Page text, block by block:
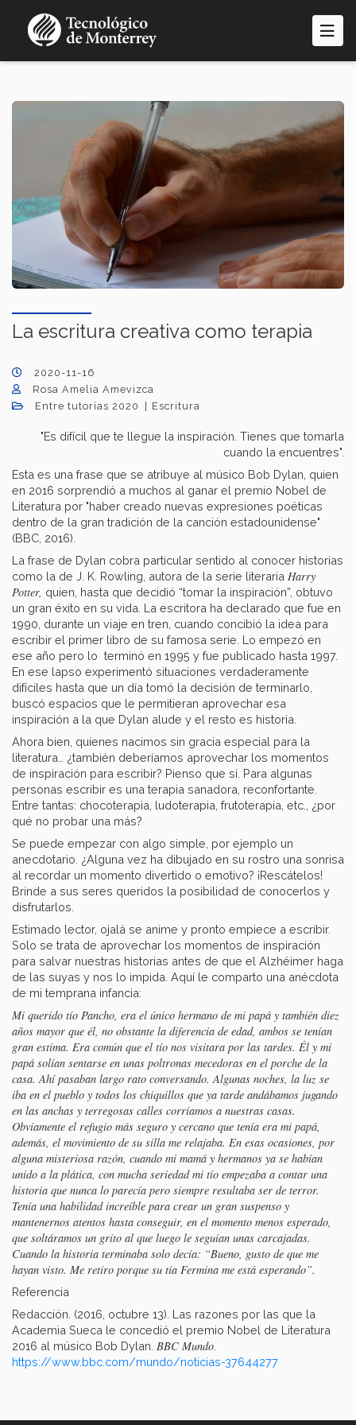
contenido
La escritura creativa como terapia
2020-11-16
Rosa Amelia Amevizca
Entre tutorías 2020
Escritura
"Es difícil que te llegue la inspiración. Tienes que tomarla
cuando la encuentres".
Esta es una frase que se atribuye al músico Bob Dylan, quien
en 2016 sorprendió a muchos al ganar el premio Nobel de
Literatura por "haber creado nuevas expresiones poéticas
dentro de la gran tradición de la canción estadounidense"
(BBC, 2016).
La frase de Dylan cobra particular sentido al conocer historias
como la de J. K. Rowling, autora de la serie literaria Harry
Potter, quien, hasta que decidió “tomar la inspiración”, obtuvo
un gran éxito en su vida. La escritora ha declarado que fue en
1990, durante un viaje en tren, cuando concibió la idea para
escribir el primer libro de su famosa serie. Lo empezó en
ese año pero lo terminó en 1995 y fue publicado hasta 1997.
En ese lapso experimentó situaciones verdaderamente
difíciles hasta que un día tomó la decisión de terminarlo,
buscó espacios que le permitieran aprovechar esa
inspiración a la que Dylan alude y el resto es historia.
Ahora bien, quienes nacimos sin gracia especial para la
literatura… ¿también deberíamos aprovechar los momentos
de inspiración para escribir? Pienso que sí. Para algunas
personas escribir es una terapia sanadora, reconfortante.
Entre tantas: chocoterapia, ludoterapia, frutoterapia, etc., ¿por
qué no probar una más?
Se puede empezar con algo simple, por ejemplo un
anecdotario. ¿Alguna vez ha dibujado en su rostro una sonrisa
al recordar un momento divertido o emotivo? ¡Rescátelos!
Brinde a sus seres queridos la posibilidad de conocerlos y
disfrutarlos.
Estimado lector, ojalá se anime y pronto empiece a escribir.
Solo se trata de aprovechar los momentos de inspiración
para salvar nuestras historias antes de que el Alzhéimer haga
de las suyas y nos lo impida. Aquí le comparto una anécdota
de mi temprana infancia:
Mi querido tío Pancho, era el único hermano de mi papá y también diez
años mayor que él, no obstante la diferencia de edad, ambos se tenían
gran estima. Era común que el tío nos visitara por las tardes. Él y mi
papá solían sentarse en unas poltronas mecedoras en el porche de la
casa. Ahí pasaban largo rato conversando. Algunas noches, la luz se
iba en el pueblo y todos los chiquillos que ya tarde andábamos jugando
en las anchas y terregosas calles corríamos a nuestras casas.
Obviamente el refugio más seguro y cercano que tenía era mi papá,
además, el movimiento de su silla me relajaba. En esas ocasiones, por
alguna misteriosa razón, cuando mi mamá y hermanos ya se habían
unido a la plática, con mucha seriedad mi tío empezaba a contar una
historia que nunca lo parecía pero siempre resultaba ser de terror.
Tenía una habilidad increíble para crear un gran suspenso y
mantenernos atentos hasta conseguir, en el momento menos esperado,
que soltáramos un grito al que luego le seguían unas carcajadas.
Cuando la historia terminaba solo decía: “Bueno, gusto de que me
hayan visto. Me retiro porque su tía Fermina me está esperando”.
Referencia
Redacción. (2016, octubre 13). Las razones por las que la
Academia Sueca le concedió el premio Nobel de Literatura
2016 al músico Bob Dylan. BBC Mundo
https://www.bbc.com/mundo/noticias-37644277